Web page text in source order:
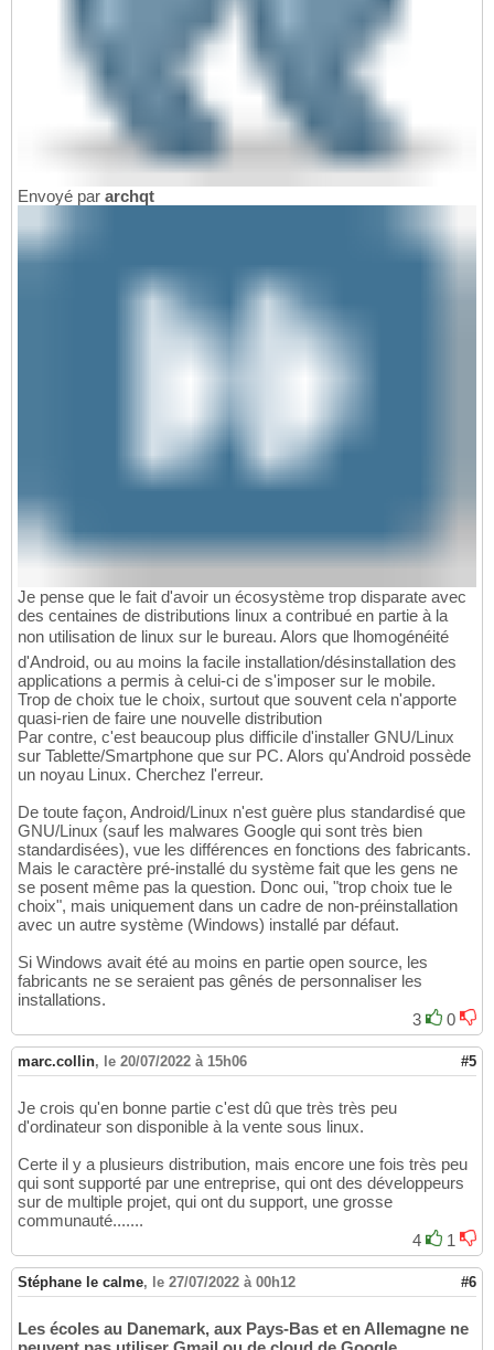
Envoyé par archqt
Je pense que le fait d'avoir un écosystème trop disparate avec
des centaines de distributions linux a contribué en partie à la
non utilisation de linux sur le bureau. Alors que lhomogénéité
d'Android, ou au moins la facile installation/désinstallation des
applications a permis à celui-ci de s'imposer sur le mobile.
Trop de choix tue le choix, surtout que souvent cela n'apporte
quasi-rien de faire une nouvelle distribution
Par contre, c'est beaucoup plus difficile d'installer GNU/Linux
sur Tablette/Smartphone que sur PC. Alors qu'Android possède
un noyau Linux. Cherchez l'erreur.
De toute façon, Android/Linux n'est guère plus standardisé que
GNU/Linux (sauf les malwares Google qui sont très bien
standardisées), vue les différences en fonctions des fabricants.
Mais le caractère pré-installé du système fait que les gens ne
se posent même pas la question. Donc oui, "trop choix tue le
choix", mais uniquement dans un cadre de non-préinstallation
avec un autre système (Windows) installé par défaut.
Si Windows avait été au moins en partie open source, les
fabricants ne se seraient pas gênés de personnaliser les
installations.
3
0
marc.collin, le 20/07/2022 à 15h06 #5
Je crois qu'en bonne partie c'est dû que très très peu
d'ordinateur son disponible à la vente sous linux.
Certe il y a plusieurs distribution, mais encore une fois très peu
qui sont supporté par une entreprise, qui ont des développeurs
sur de multiple projet, qui ont du support, une grosse
communauté.......
4
1
Stéphane le calme, le 27/07/2022 à 00h12 #6
Les écoles au Danemark, aux Pays-Bas et en Allemagne ne